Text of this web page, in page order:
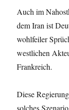
Auch im
dem Iran ist
wohlfeiler
westlichen
Frankreich.
Diese
solches